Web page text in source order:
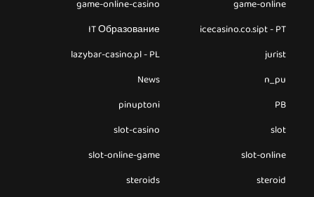
game-online
game-online-casino
icecasino.co.sipt - PT
IT Образование
jurist
lazybar-casino.pl - PL
n_pu
News
PB
pinuptoni
slot
slot-casino
slot-online
slot-online-game
steroid
steroids